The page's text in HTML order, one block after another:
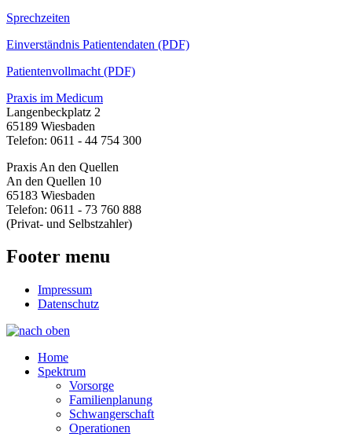
Sprechzeiten
Einverständnis Patientendaten (PDF)
Patientenvollmacht (PDF)
Praxis im Medicum
Langenbeckplatz 2
65189 Wiesbaden
Telefon: 0611 - 44 754 300
Praxis An den Quellen
An den Quellen 10
65183 Wiesbaden
Telefon: 0611 - 73 760 888
(Privat- und Selbstzahler)
Footer menu
Impressum
Datenschutz
Home
Spektrum
Vorsorge
Familienplanung
Schwangerschaft
Operationen